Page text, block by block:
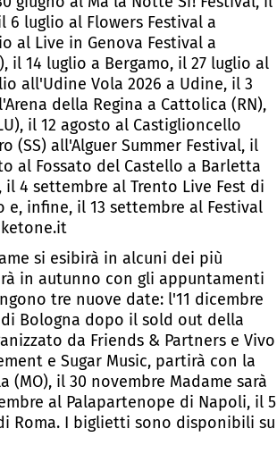
6 luglio al Flowers Festival a
al Live in Genova Festival a
il 14 luglio a Bergamo, il 27 luglio al
all'Udine Vola 2026 a Udine, il 3
della Regina a Cattolica (RN),
il 12 agosto al Castiglioncello
(SS) all'Alguer Summer Festival, il
al Fossato del Castello a Barletta
il 4 settembre al Trento Live Fest di
e, infine, il 13 settembre al Festival
si esibirà in alcuni dei più
in autunno con gli appuntamenti
tre nuove date: l'11 dicembre
Bologna dopo il sold out della
da Friends & Partners e Vivo
e Sugar Music, partirà con la
il 30 novembre Madame sarà
al Palapartenope di Napoli, il 5
Roma. I biglietti sono disponibili su